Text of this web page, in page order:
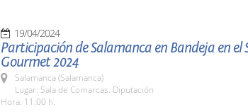
19/04/2024
Participación de Salamanca en Bandeja en el
Gourmet 2024
Salamanca (Salamanca)
Lugar: Sala de Comarcas. Diputación
Hora: 11:00 h.